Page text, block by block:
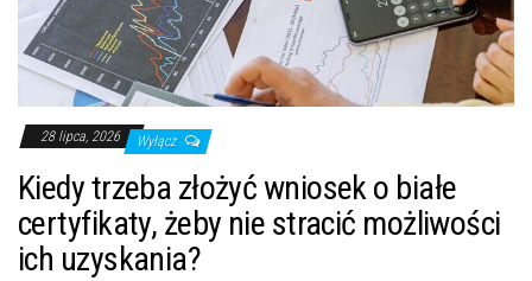
28 lipca, 2026 Wyłącz
Kiedy trzeba złożyć wniosek o białe
certyfikaty, żeby nie stracić możliwości
ich uzyskania?